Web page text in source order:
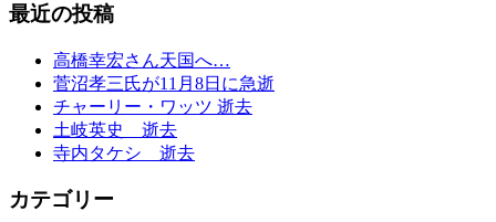
ビ
ン
最近の投稿
高橋幸宏さん天国へ…
菅沼孝三氏が11月8日に急逝
チャーリー・ワッツ 逝去
土岐英史 逝去
寺内タケシ 逝去
カテゴリー